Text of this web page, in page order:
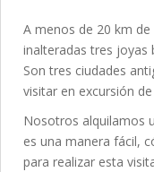
A menos de 20 km
inalteradas tres joyas
Son tres ciudades
visitar en excursión
Nosotros alquilamos
es una manera fácil,
para realizar esta